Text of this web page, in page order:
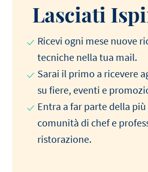
Lasciati
Ricevi ogni mese nuove
tecniche nella tua mail.
Sarai il primo a ricevere
su fiere, eventi e
Entra a far parte della
comunità di chef e
ristorazione.